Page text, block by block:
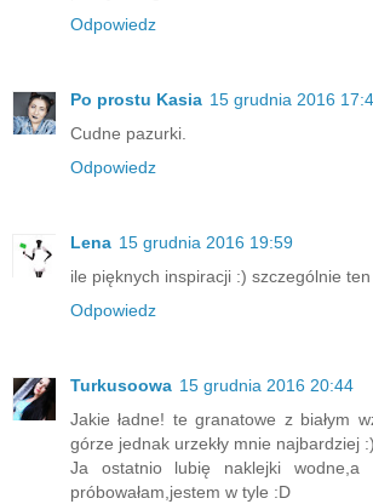
Odpowiedz
Po prostu Kasia 15 grudnia 2016
Cudne pazurki.
Odpowiedz
Lena 15 grudnia 2016 19:59
ile pięknych inspiracji :) szczególnie
Odpowiedz
Turkusoowa 15 grudnia 2016 20:44
Jakie ładne! te granatowe z białym
górze jednak urzekły mnie najbardziej :)
Ja ostatnio lubię naklejki wodne,a
próbowałam,jestem w tyle :D